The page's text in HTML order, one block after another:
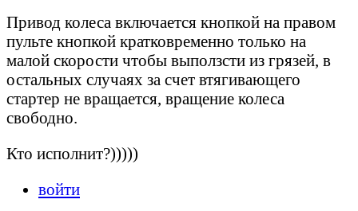
Привод колеса включается кнопкой на правом
пульте кнопкой кратковременно только на
малой скорости чтобы выползсти из грязей, в
остальных случаях за счет втягивающего
стартер не вращается, вращение колеса
свободно.
Кто исполнит?)))))
войти